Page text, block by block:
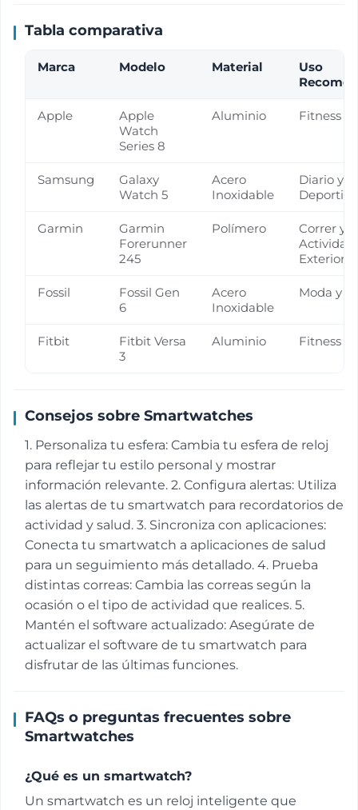
Tabla comparativa
Marca Modelo Material
Uso
Apple
Apple
Watch
Series 8
Aluminio Fitness y
Samsung
Galaxy
Watch 5
Acero
Inoxidable
Diario y
Deportivo
Garmin
Garmin
Forerunner
245
Polímero
Correr y
Exteriores
Fossil
Fossil Gen
6
Acero
Inoxidable
Moda y
Fitbit
Fitbit Versa
3
Aluminio Fitness y
Consejos sobre Smartwatches
1. Personaliza tu esfera: Cambia tu esfera de reloj
para reflejar tu estilo personal y mostrar
información relevante. 2. Configura alertas: Utiliza
las alertas de tu smartwatch para recordatorios de
actividad y salud. 3. Sincroniza con aplicaciones:
Conecta tu smartwatch a aplicaciones de salud
para un seguimiento más detallado. 4. Prueba
distintas correas: Cambia las correas según la
ocasión o el tipo de actividad que realices. 5.
Mantén el software actualizado: Asegúrate de
actualizar el software de tu smartwatch para
disfrutar de las últimas funciones.
FAQs o preguntas frecuentes sobre
Smartwatches
¿Qué es un smartwatch?
Un smartwatch es un reloj inteligente que